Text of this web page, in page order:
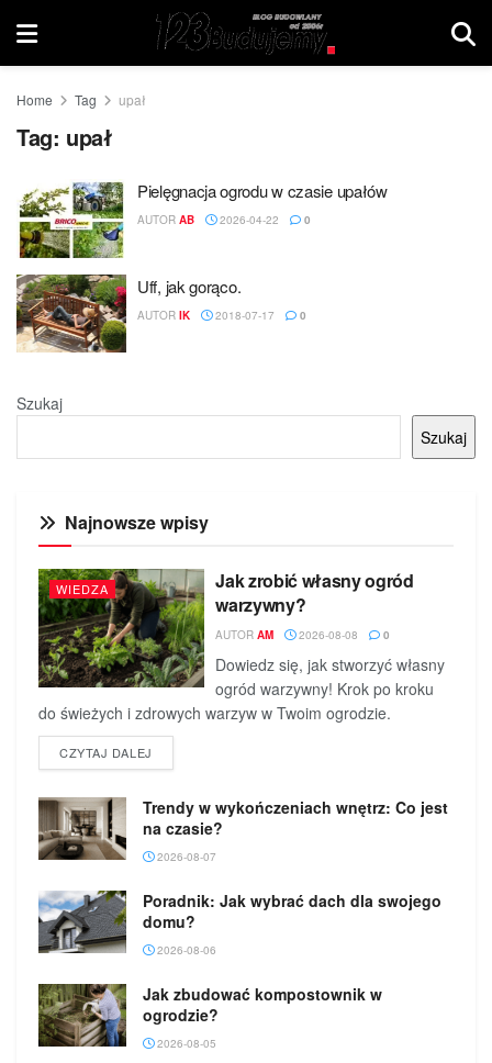
Home Tag upał
Tag: upał
Pielęgnacja ogrodu w czasie upałów
AUTOR AB 2026-04-22 0
Uff, jak gorąco.
AUTOR IK 2018-07-17 0
Szukaj
Szukaj
Najnowsze wpisy
WIEDZA
Jak zrobić własny ogród
warzywny?
AUTOR AM 2026-08-08 0
Dowiedz się, jak stworzyć własny
ogród warzywny! Krok po kroku
do świeżych i zdrowych warzyw w Twoim ogrodzie.
CZYTAJ DALEJ
Trendy w wykończeniach wnętrz: Co jest
na czasie?
2026-08-07
Poradnik: Jak wybrać dach dla swojego
domu?
2026-08-06
Jak zbudować kompostownik w
ogrodzie?
2026-08-05